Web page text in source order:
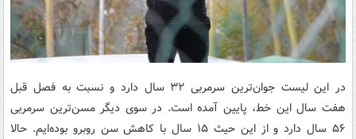
در این لیست جوان‌ترین سرمربی ۳۲ سال دارد و نسبت به فصل قبل
هفت سال این خط، پایین آمده است. در سوی دیگر مسن‌ترین سرمربی
۵۶ سال دارد و از این حیث ۱۵ سال با کاهش سن روبرو بوده‌ایم. حالا